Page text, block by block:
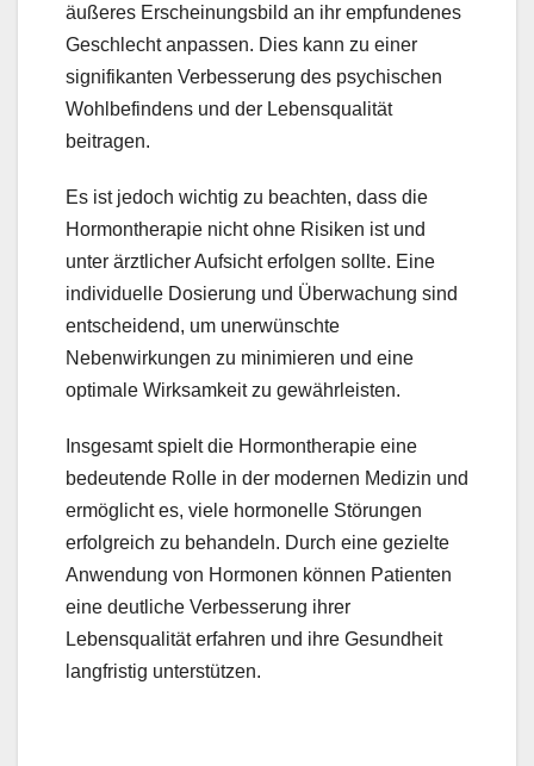
äußeres Erscheinungsbild an ihr empfundenes
Geschlecht anpassen. Dies kann zu einer
signifikanten Verbesserung des psychischen
Wohlbefindens und der Lebensqualität
beitragen.
Es ist jedoch wichtig zu beachten, dass die
Hormontherapie nicht ohne Risiken ist und
unter ärztlicher Aufsicht erfolgen sollte. Eine
individuelle Dosierung und Überwachung sind
entscheidend, um unerwünschte
Nebenwirkungen zu minimieren und eine
optimale Wirksamkeit zu gewährleisten.
Insgesamt spielt die Hormontherapie eine
bedeutende Rolle in der modernen Medizin und
ermöglicht es, viele hormonelle Störungen
erfolgreich zu behandeln. Durch eine gezielte
Anwendung von Hormonen können Patienten
eine deutliche Verbesserung ihrer
Lebensqualität erfahren und ihre Gesundheit
langfristig unterstützen.